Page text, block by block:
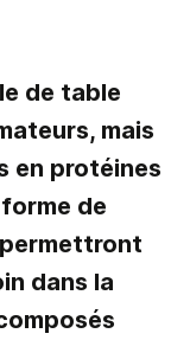
de table
mais
en protéines
de
dans la